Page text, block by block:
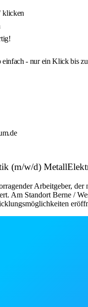
klicken
- nur ein Klick bis
(m/w/d)
Arbeitgeber,
Am Standort Berne /